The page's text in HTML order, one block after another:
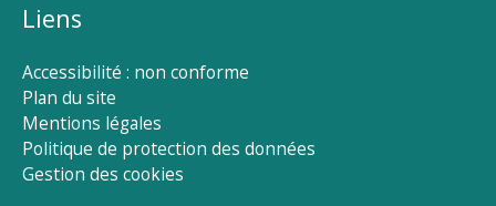
Liens
Accessibilité : non conforme
Plan du site
Mentions légales
Politique de protection des données
Gestion des cookies